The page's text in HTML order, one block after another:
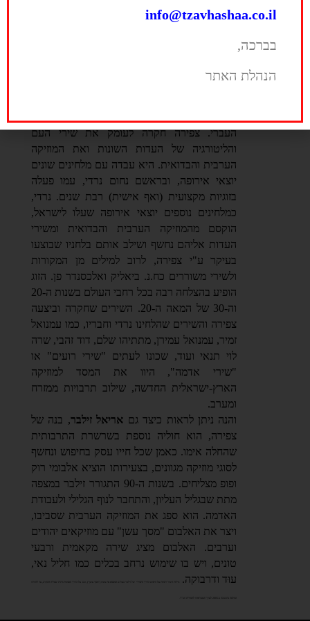
על
העברי. צפירה חקרה לעומק את שירי העם
והליטורגיה של העדות השונות ואת המוזיקה
הערבית והבדואית. היא עבדה עם מלחינים שונים
יוצאי אירופה, ובראשם נחום נרדי, עמו פעלה
בזוגיות מקצועית (ואף אישית) רבת שנים. נרדי,
כמלחינים נוספים יוצאי אירופה שעלו לישראל,
הוקסם מהמוזיקה הערבית והבדואית ומשירי
העדות אליהם נחשף ושילב אותם בלחניו שבוצעו
בעיקר ע"י צפירה, לרוב למילים מן המקורות
ולשירי משוררים כח.נ. ביאליק ואלכסנדר פן. הזוג
הופיע בהצלחה רבה בכל רחבי העולם בשנות ה-20
וה-30 של המאה ה-20. השירים שחקרה וביצעה
צפירה והשירים שהלחינו נרדי וחבריו, כמו עמנואל
זמיר, עמנואל עמירן, מתתיהו שלם, דוד זהבי, שרה
לוי תנאי ועוד, שכונו לעתים "שירי רועים" או
"שירי אדמה", היוו את המסד למוזיקה
הארץ-ישראלית החדשה, שילוב תרבויות ממזרח
ומערב.
והנה ניתן לראות כיצד גם אריאל זילבר, בנה של
צפירה, הוא חוליה נוספת בשרשרת התרבותית
שהחלה אימו. כאמן שכל חייו עסק בחיפוש ונחשף
לסוגי מוזיקה מגוונים, בצעירותו הוציא אלבומי רוק
ופופ מצליחים. בשנות ה-90 התגורר זילבר במצפה
מתת שבגליל העליון, והתחבר לנוף הגלילי ולעבודת
האדמה. הוא ספג את המוזיקה הערבית שסביבו,
ויצר את האלבום "מסך עשן" עם מוזיקאים יהודים
וערבים. האלבום מציג שירה מקאמית ורבעי
טונים, ויש בו שימוש נרחב בכלים כמו חליל נאי,
עוּד ודרבוקה.
info@tzavhashaa.co.il
בברכה,
הנהלת האתר